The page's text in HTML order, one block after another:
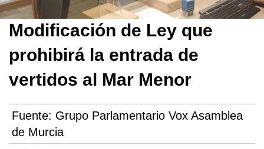
Modificación de Ley que
prohibirá la entrada de
vertidos al Mar Menor
Fuente: Grupo Parlamentario Vox Asamblea
de Murcia